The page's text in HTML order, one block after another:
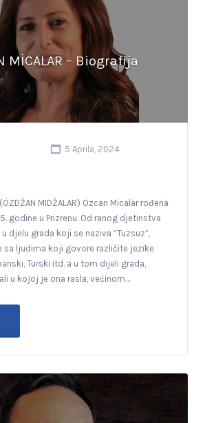
MİCALAR – Biografija
5 Aprila, 2024
MIDŽALAR) Özcan Micalar rođena
godine u Prizrenu. Od ranog djetinstva
djelu grada koji se naziva “Tuzsuz”,
sa ljudima koji govore različite jezike
Turski itd. a u tom dijeli grada,
u kojoj je ona rasla, većinom…